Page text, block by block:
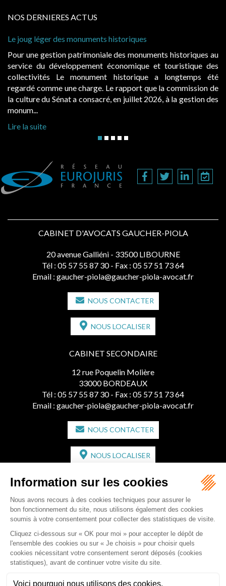
NOS DERNIERES ACTUS
historiques au
et touristique des
a longtemps été
que la commission de
2026, à la gestion des
Cabines de plage : le juge admet des
Evocatrices des bains de mer, les
également un beau sujet domanial.
public, elles donnent lieu au
d’occupation. Saisies par des
CABINET D'AVOCATS GAUCHER-PIOLA
20 avenue Galliéni - 33500 LIBOURNE
Tél : 05 57 55 87 30 - Fax : 05 57 51 73 64
Email : gaucher-piola@gaucher-piola-avocat.fr
NOUS CONTACTER
NOUS LOCALISER
CABINET SECONDAIRE
12 rue Poquelin Molière
33000 BORDEAUX
Tél : 05 57 55 87 30 - Fax : 05 57 51 73 64
Email : gaucher-piola@gaucher-piola-avocat.fr
NOUS CONTACTER
NOUS LOCALISER
CABINET SECONDAIRE
2 bis Avenue de l'Europe
33350 ST MAGNE-DE-CASTILLON
Tél :05 57 55 87 30 - Fax : 05 57 51 73 64
Email :gaucher-piola@gaucher-piola-avocat.fr
NOUS CONTACTER
NOUS LOCALISER